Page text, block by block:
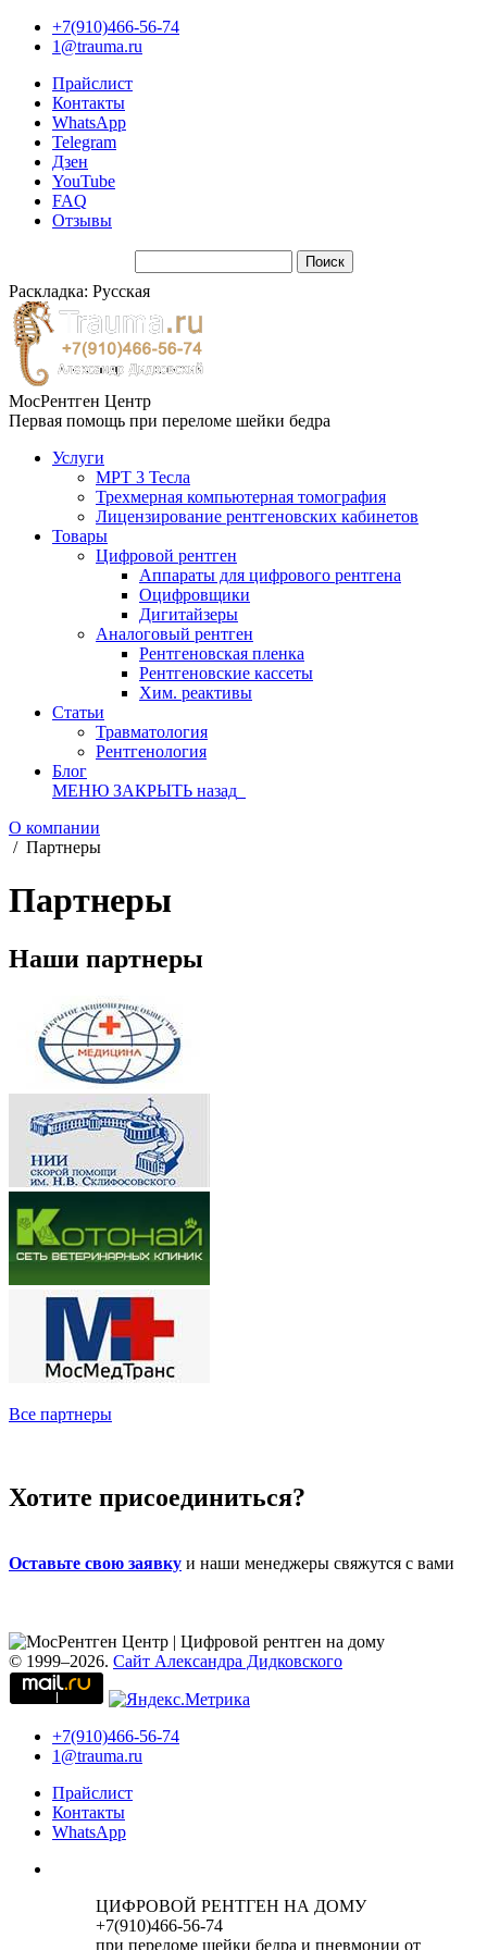
+7(910)466-56-74
1@trauma.ru
Прайслист
Контакты
WhatsApp
Telegram
Дзен
YouTube
FAQ
Отзывы
Раскладка: Русская
МосРентген Центр
Первая помощь при переломе шейки бедра
Услуги
МРТ 3 Тесла
Трехмерная компьютерная томография
Лицензирование рентгеновских кабинетов
Товары
Цифровой рентген
Аппараты для цифрового рентгена
Оцифровщики
Дигитайзеры
Аналоговый рентген
Рентгеновская пленка
Рентгеновские кассеты
Хим. реактивы
Статьи
Травматология
Рентгенология
Блог
МЕНЮ ЗАКРЫТЬ назад
О компании
/ Партнеры
Партнеры
Наши партнеры
Все партнеры
Хотите присоединиться?
Оставьте свою заявку и наши менеджеры свяжутся с вами
© 1999–2026. Сайт Александра Дидковского
+7(910)466-56-74
1@trauma.ru
Прайслист
Контакты
WhatsApp
ЦИФРОВОЙ РЕНТГЕН НА ДОМУ
+7(910)466-56-74
при переломе шейки бедра и пневмонии от